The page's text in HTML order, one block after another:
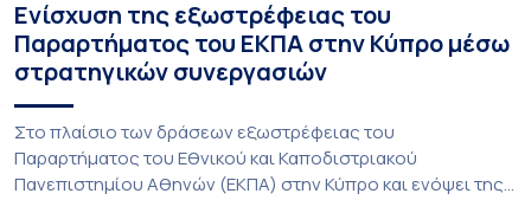
Ενίσχυση της εξωστρέφειας του
Παραρτήματος του ΕΚΠΑ στην Κύπρο μέσω
στρατηγικών συνεργασιών
Στο πλαίσιο των δράσεων εξωστρέφειας του
Παραρτήματος του Εθνικού και Καποδιστριακού
Πανεπιστημίου Αθηνών (ΕΚΠΑ) στην Κύπρο και ενόψει της